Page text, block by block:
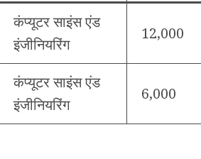
कंप्यूटर साइंस एंड
इंजीनियरिंग
12,000
कंप्यूटर साइंस एंड
इंजीनियरिंग
6,000